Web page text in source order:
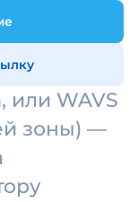
или WAVS
зоны) —